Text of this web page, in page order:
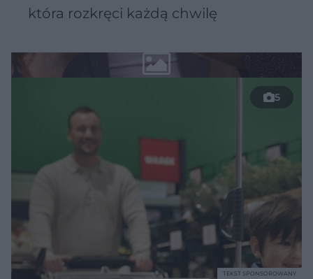
która rozkręci każdą chwilę
5
TEKST SPONSOROWANY